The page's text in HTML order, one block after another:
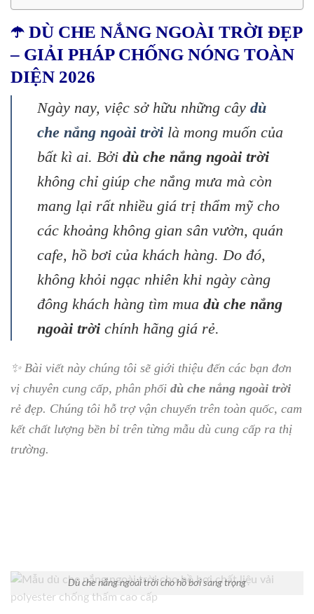
☂️ DÙ CHE NẮNG NGOÀI TRỜI ĐẸP
– GIẢI PHÁP CHỐNG NÓNG TOÀN
DIỆN 2026
Ngày nay, việc sở hữu những cây dù
che nắng ngoài trời là mong muốn của
bất kì ai. Bởi dù che nắng ngoài trời
không chỉ giúp che nắng mưa mà còn
mang lại rất nhiều giá trị thẩm mỹ cho
các khoảng không gian sân vườn, quán
cafe, hồ bơi của khách hàng. Do đó,
không khỏi ngạc nhiên khi ngày càng
đông khách hàng tìm mua dù che nắng
ngoài trời chính hãng giá rẻ.
✨ Bài viết này chúng tôi sẽ giới thiệu đến các bạn đơn
vị chuyên cung cấp, phân phối dù che nắng ngoài trời
rẻ đẹp. Chúng tôi hỗ trợ vận chuyển trên toàn quốc, cam
kết chất lượng bền bỉ trên từng mẫu dù cung cấp ra thị
trường.
Dù che nắng ngoài trời cho hồ bơi sang trọng